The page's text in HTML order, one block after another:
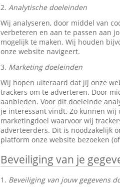
2. Analytische doeleinden
Wij analyseren, door middel van
verbeteren en aan te passen aan
mogelijk te maken. Wij houden
onze website navigeert.
3. Marketing doeleinden
Wij hopen uiteraard dat jij onze
trackers om te adverteren. Door
aanbieden. Voor dit doeleinde
je interessant vindt. Zo kunnen wij
marketingdoel waarvoor wij
adverteerders. Dit is noodzakelijk
platform onze website bezoeken
Beveiliging van je
1. Beveiliging van jouw gegevens